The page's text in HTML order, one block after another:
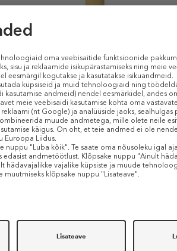
COMFORT ZONE
Sun Soul Milk SPF 30
Päikesekaitsepiim
35,99 € 28,79 €
150 ml (0,19 € / 1 ml)